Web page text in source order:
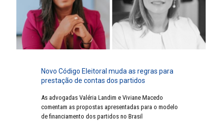
Novo Código Eleitoral muda as regras para
prestação de contas dos partidos
As advogadas Valéria Landim e Viviane Macedo
comentam as propostas apresentadas para o modelo
de financiamento dos partidos no Brasil